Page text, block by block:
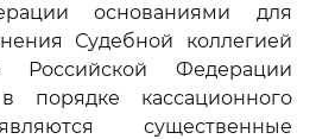
основаниями для
Судебной коллегией
Российской Федерации
порядке кассационного
существенные